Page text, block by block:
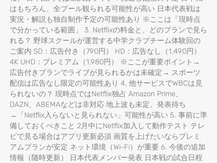
はもちろん、全プール観られる可能性が高い 日本代表戦は
実況・解説も独自制作予定の可能性あり ※ここは「現時点
で分かっている範囲」 3. Netflixの料金と、どのプランで見ら
れる？ 野球スクールが運営する中学クラブチーム体験回の
ご案内 SD：広告付き（790円） HD：広告なし（1,490円）
4K UHD：プレミアム（1,980円） ※ここが重要ポイント→
広告付きプランでライブが見られるかは未確定→ スポーツ
配信は広告なし限定の可能性あり 4. 他サービスでWBCは見
られないの？ 現時点ではNetflix独占 Amazon Prime、
DAZN、ABEMAなどは非対応 地上波も未定、発表待ち
→「Netflix入らないと見られない」可能性が高い 5. 事前に準
備しておくべきこと 2月中にNetflix加入して動作テスト テレ
ビで見る場合はアプリ更新必須 画質を上げたいならプレミ
アムプランが安定 ネット環境（Wi-Fi）が重要 6. 今後の追加
情報（随時更新） 日本代表メンバー発表 日本戦の試合日程